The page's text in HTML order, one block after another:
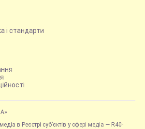
і стандарти
в Реєстрі суб’єктів у сфері медіа — R40-